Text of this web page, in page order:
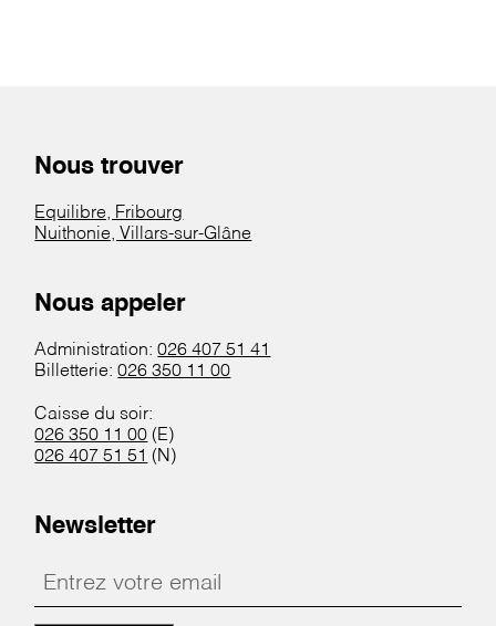
Nous trouver
Equilibre, Fribourg
Nuithonie, Villars-sur-Glâne
Nous appeler
Administration:026 407 51 41
Billetterie:026 350 11 00
Caisse du soir:
026 350 11 00 (E)
026 407 51 51 (N)
Newsletter